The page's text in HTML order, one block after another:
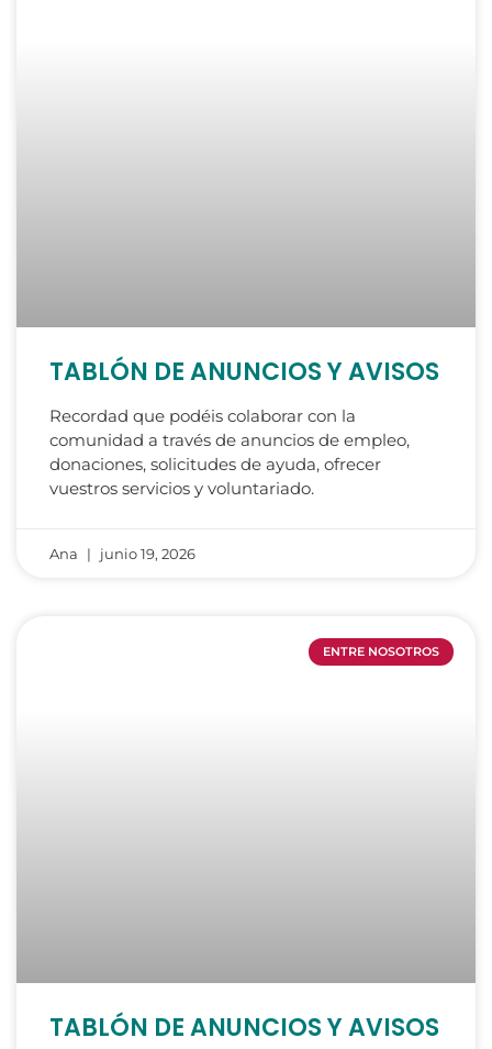
TABLÓN DE ANUNCIOS Y AVISOS
Recordad que podéis colaborar con la
comunidad a través de anuncios de empleo,
donaciones, solicitudes de ayuda, ofrecer
vuestros servicios y voluntariado.
Ana junio 19, 2026
ENTRE NOSOTROS
TABLÓN DE ANUNCIOS Y AVISOS